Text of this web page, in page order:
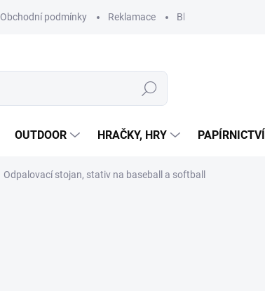
Obchodní podmínky Reklamace Blog
Hledat
OUTDOOR HRAČKY, HRY PAPÍRNICTVÍ
Odpalovací stojan, stativ na baseball a softball